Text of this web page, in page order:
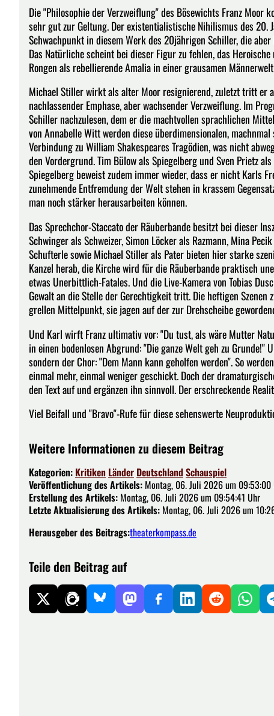
Die "Philosophie der Verzweiflung" des Bösewichts Franz
sehr gut zur Geltung. Der existentialistische Nihilismus des
Schwachpunkt in diesem Werk des 20jährigen Schiller, die
Das Natürliche scheint bei dieser Figur zu fehlen, das
Rongen als rebellierende Amalia in einer grausamen
Michael Stiller wirkt als alter Moor resignierend, zuletzt tritt er
nachlassender Emphase, aber wachsender Verzweiflung. Im
Schiller nachzulesen, dem er die machtvollen sprachlichen
von Annabelle Witt werden diese überdimensionalen,
Verbindung zu William Shakespeares Tragödien, was nicht
den Vordergrund. Tim Bülow als Spiegelberg und Sven Prietz
Spiegelberg beweist zudem immer wieder, dass er nicht Karls
zunehmende Entfremdung der Welt stehen in krassem
man noch stärker herausarbeiten können.
Das Sprechchor-Staccato der Räuberbande besitzt bei dieser
Schwinger als Schweizer, Simon Löcker als Razmann, Mina
Schufterle sowie Michael Stiller als Pater bieten hier starke
Kanzel herab, die Kirche wird für die Räuberbande praktisch
etwas Unerbittlich-Fatales. Und die Live-Kamera von Tobias
Gewalt an die Stelle der Gerechtigkeit tritt. Die heftigen
grellen Mittelpunkt, sie jagen auf der zur Drehscheibe
Und Karl wirft Franz ultimativ vor: "Du tust, als wäre Mutter
in einen bodenlosen Abgrund: "Die ganze Welt geh zu
sondern der Chor: "Dem Mann kann geholfen werden". So
einmal mehr, einmal weniger geschickt. Doch der
den Text auf und ergänzen ihn sinnvoll. Der erschreckende
Viel Beifall und "Bravo"-Rufe für diese sehenswerte
Weitere Informationen zu diesem Beitrag
Kategorien: Kritiken Länder Deutschland Schauspiel
Veröffentlichung des Artikels: Montag, 06. Juli 2026 um 09:53:00
Erstellung des Artikels: Montag, 06. Juli 2026 um 09:54:41 Uhr
Letzte Aktualisierung des Artikels: Montag, 06. Juli 2026 um
Herausgeber des Beitrags:theaterkompass.de
Teile den Beitrag auf